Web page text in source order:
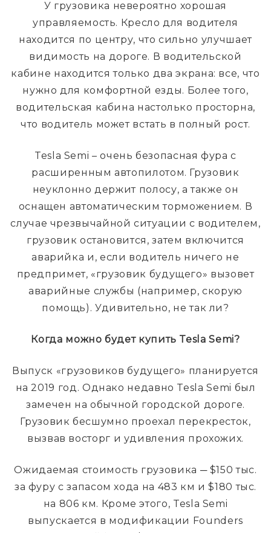
У грузовика невероятно хорошая
управляемость. Кресло для водителя
находится по центру, что сильно улучшает
видимость на дороге. В водительской
кабине находится только два экрана: все, что
нужно для комфортной езды. Более того,
водительская кабина настолько просторна,
что водитель может встать в полный рост.
Tesla Semi – очень безопасная фура с
расширенным автопилотом. Грузовик
неуклонно держит полосу, а также он
оснащен автоматическим торможением. В
случае чрезвычайной ситуации с водителем,
грузовик остановится, затем включится
аварийка и, если водитель ничего не
предпримет, «грузовик будущего» вызовет
аварийные службы (например, скорую
помощь). Удивительно, не так ли?
Когда можно будет купить Tesla Semi?
Выпуск «грузовиков будущего» планируется
на 2019 год. Однако недавно Tesla Semi был
замечен на обычной городской дороге.
Грузовик бесшумно проехал перекресток,
вызвав восторг и удивления прохожих.
Ожидаемая стоимость грузовика ─ $150 тыс.
за фуру с запасом хода на 483 км и $180 тыс.
на 806 км. Кроме этого, Tesla Semi
выпускается в модификации Founders